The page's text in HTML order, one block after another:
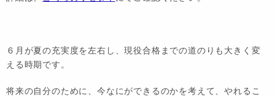
６月が夏の充実度を左右し、現役合格までの道のりも大きく変
える時期です。
将来の自分のために、今なにができるのかを考えて、やれるこ